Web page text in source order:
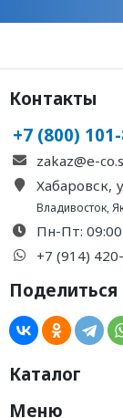
Контакты
+7 (800)
zakaz@e-
Хабаровск,
Владивосток,
Пн-Пт:
+7 (914)
Поделиться
Каталог
Меню